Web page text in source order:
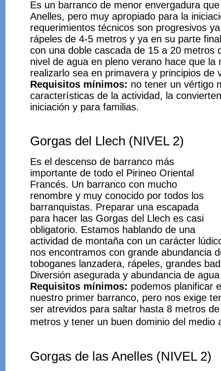
Es un barranco de menor envergadura
Anelles, pero muy apropiado para la
requerimientos técnicos son progresivos
rápeles de 4-5 metros y ya en su parte
con una doble cascada de 15 a 20 metros
nivel de agua en pleno verano hace que la
realizarlo sea en primavera y principios de
Requisitos mínimos: no tener un vértigo
características de la actividad, la
iniciación y para familias.
Gorgas del Llech (NIVEL 2)
Es el descenso de barranco más
importante de todo el Pirineo Oriental
Francés. Un barranco con mucho
renombre y muy conocido por todos los
barranquistas. Preparar una escapada
para hacer las Gorgas del Llech es casi
obligatorio. Estamos hablando de una
actividad de montaña con un carácter
nos encontramos con grande abundancia
toboganes lanzadera, rápeles, grandes
Diversión asegurada y abundancia de
Requisitos mínimos: podemos planificar
nuestro primer barranco, pero nos exige
ser atrevidos para saltar hasta 8 metros
metros y tener un buen dominio del medio
Gorgas de las Anelles (NIVEL 2)